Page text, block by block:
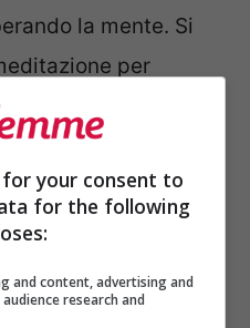
la mente. Si
per
a questa
pratica.
molto
al respiro
di
your consent to
for the following
and content, advertising and
research and